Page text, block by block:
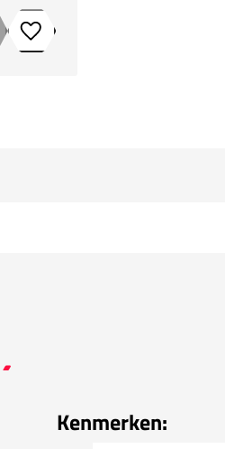
Toevoegen aan verlanglijstje
Kenmerken: